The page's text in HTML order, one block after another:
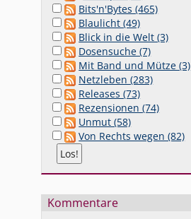
Bits'n'Bytes (465)
Blaulicht (49)
Blick in die Welt (3)
Dosensuche (7)
Mit Band und Mütze (3)
Netzleben (283)
Releases (73)
Rezensionen (74)
Unmut (58)
Von Rechts wegen (82)
Kommentare